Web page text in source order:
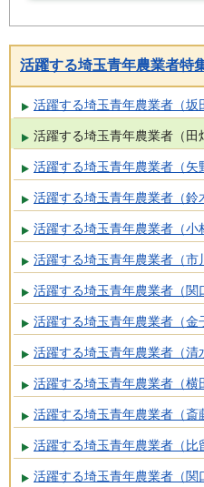
活躍する埼玉青年農業者特
活躍する埼玉青年農業者（坂
活躍する埼玉青年農業者（田
活躍する埼玉青年農業者（矢
活躍する埼玉青年農業者（鈴
活躍する埼玉青年農業者（小
活躍する埼玉青年農業者（市
活躍する埼玉青年農業者（関
活躍する埼玉青年農業者（金
活躍する埼玉青年農業者（清
活躍する埼玉青年農業者（横
活躍する埼玉青年農業者（斎
活躍する埼玉青年農業者（比
活躍する埼玉青年農業者（関